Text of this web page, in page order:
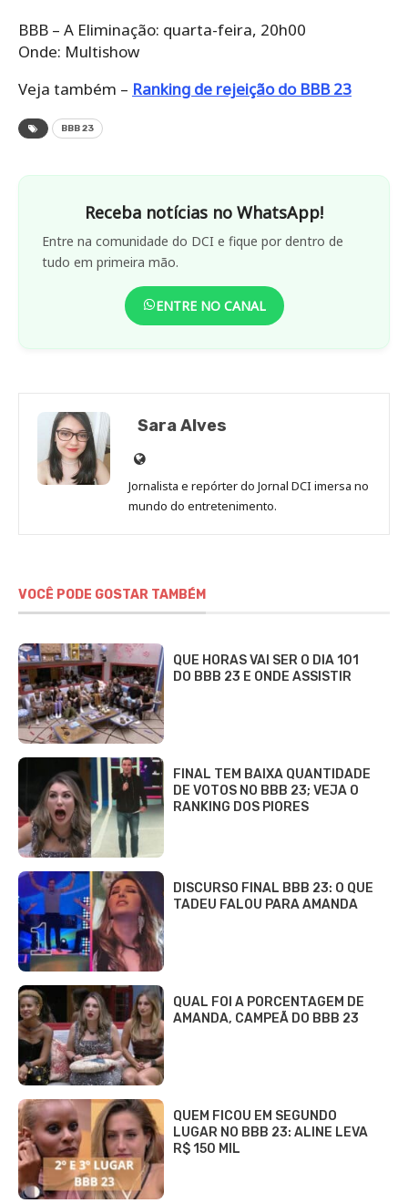
BBB – A Eliminação: quarta-feira, 20h00
Onde: Multishow
Veja também – Ranking de rejeição do BBB 23
BBB 23
Receba notícias no WhatsApp!
Entre na comunidade do DCI e fique por dentro de
tudo em primeira mão.
ENTRE NO CANAL
Sara Alves
Site
de
Sara
Jornalista e repórter do Jornal DCI imersa no
mundo do entretenimento.
VOCÊ PODE GOSTAR TAMBÉM
QUE HORAS VAI SER O DIA 101
DO BBB 23 E ONDE ASSISTIR
FINAL TEM BAIXA QUANTIDADE
DE VOTOS NO BBB 23; VEJA O
RANKING DOS PIORES
DISCURSO FINAL BBB 23: O QUE
TADEU FALOU PARA AMANDA
QUAL FOI A PORCENTAGEM DE
AMANDA, CAMPEÃ DO BBB 23
QUEM FICOU EM SEGUNDO
LUGAR NO BBB 23: ALINE LEVA
R$ 150 MIL